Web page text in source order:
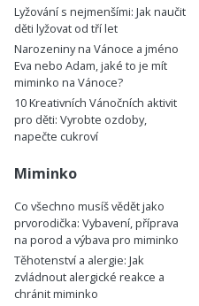
Lyžování s nejmenšími: Jak naučit
děti lyžovat od tří let
Narozeniny na Vánoce a jméno
Eva nebo Adam, jaké to je mít
miminko na Vánoce?
10 Kreativních Vánočních aktivit
pro děti: Vyrobte ozdoby,
napečte cukroví
Miminko
Co všechno musíš vědět jako
prvorodička: Vybavení, příprava
na porod a výbava pro miminko
Těhotenství a alergie: Jak
zvládnout alergické reakce a
chránit miminko